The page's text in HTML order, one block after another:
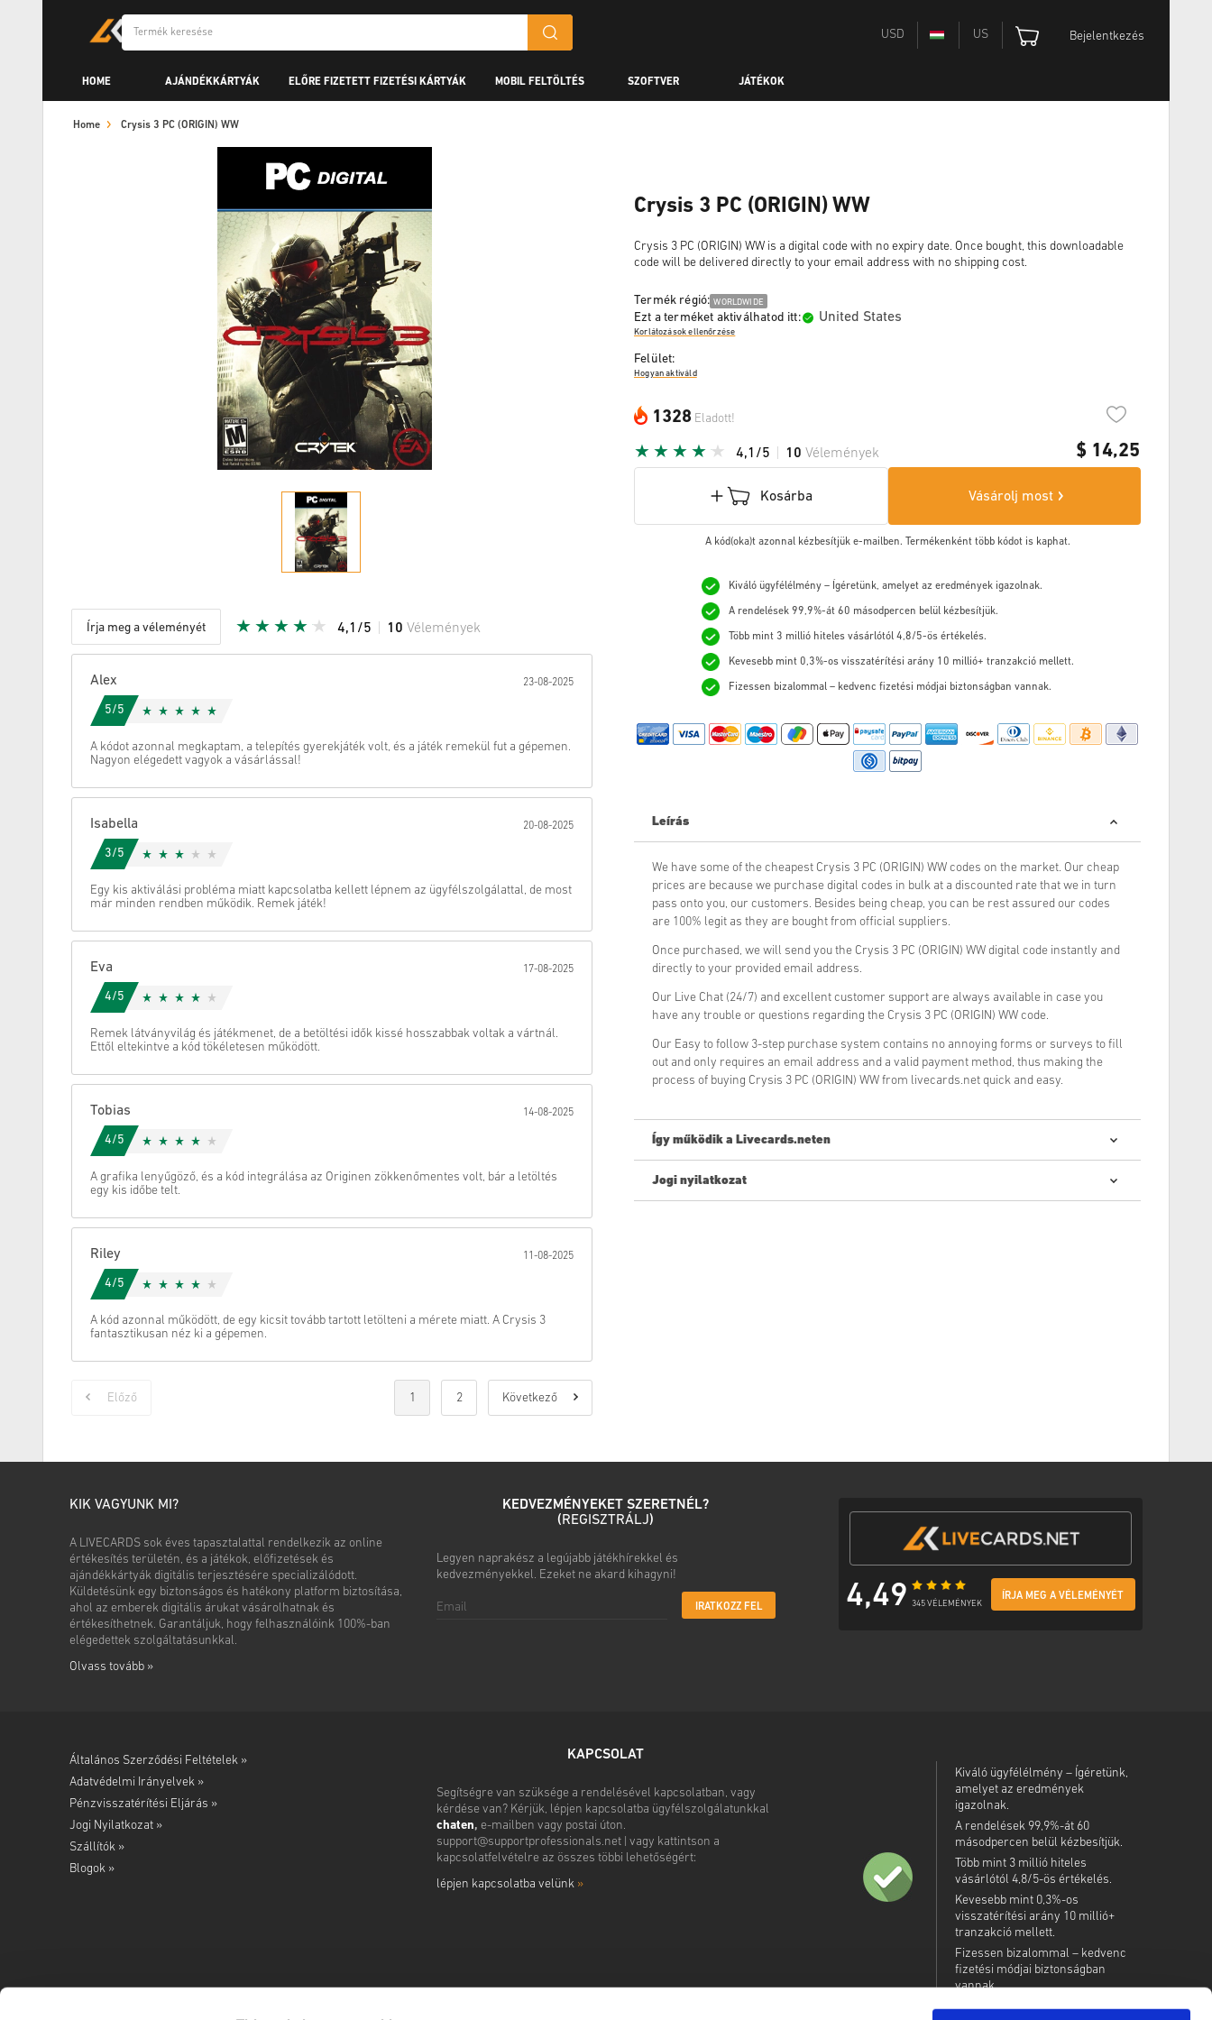
USD US Bejelentkezés
HOME AJÁNDÉKKÁRTYÁK ELŐRE FIZETETT FIZETÉSI KÁRTYÁK MOBIL FELTÖLTÉS SZOFTVER JÁTÉKOK
Home Crysis 3 PC (ORIGIN) WW
Írja meg a véleményét 4,1/5 10 Vélemények
Megszünteti
Alex 23-08-2025
5/5
A kódot azonnal megkaptam, a telepítés gyerekjáték volt, és a játék remekül fut a gépemen.
Nagyon elégedett vagyok a vásárlással!
Isabella 20-08-2025
3/5
Egy kis aktiválási probléma miatt kapcsolatba kellett lépnem az ügyfélszolgálattal, de most
már minden rendben működik. Remek játék!
Eva 17-08-2025
4/5
Remek látványvilág és játékmenet, de a betöltési idők kissé hosszabbak voltak a vártnál.
Ettől eltekintve a kód tökéletesen működött.
Tobias 14-08-2025
4/5
A grafika lenyűgöző, és a kód integrálása az Originen zökkenőmentes volt, bár a letöltés
egy kis időbe telt.
Riley 11-08-2025
4/5
A kód azonnal működött, de egy kicsit tovább tartott letölteni a mérete miatt. A Crysis 3
fantasztikusan néz ki a gépemen.
Előző 1 2 Következő
Crysis 3 PC (ORIGIN) WW
Crysis 3 PC (ORIGIN) WW is a digital code with no expiry date. Once bought, this downloadable
code will be delivered directly to your email address with no shipping cost.
Termék régió: WORLDWIDE
Ezt a terméket aktiválhatod itt: United States
Korlátozások ellenőrzése
Felület:
Hogyan aktiváld
1328 Eladott!
$ 14,25
4,1/5 10 Vélemények
Kosárba Vásárolj most
A kód(oka)t azonnal kézbesítjük e-mailben. Termékenként több kódot is kaphat.
Kiváló ügyfélélmény – Ígéretünk, amelyet az eredmények igazolnak.
A rendelések 99,9%-át 60 másodpercen belül kézbesítjük.
Több mint 3 millió hiteles vásárlótól 4,8/5-ös értékelés.
Kevesebb mint 0,3%-os visszatérítési arány 10 millió+ tranzakció mellett.
Fizessen bizalommal – kedvenc fizetési módjai biztonságban vannak.
Leírás
We have some of the cheapest Crysis 3 PC (ORIGIN) WW codes on the market. Our cheap
prices are because we purchase digital codes in bulk at a discounted rate that we in turn
pass onto you, our customers. Besides being cheap, you can be rest assured our codes
are 100% legit as they are bought from official suppliers.
Once purchased, we will send you the Crysis 3 PC (ORIGIN) WW digital code instantly and
directly to your provided email address.
Our Live Chat (24/7) and excellent customer support are always available in case you
have any trouble or questions regarding the Crysis 3 PC (ORIGIN) WW code.
Our Easy to follow 3-step purchase system contains no annoying forms or surveys to fill
out and only requires an email address and a valid payment method, thus making the
process of buying Crysis 3 PC (ORIGIN) WW from livecards.net quick and easy.
Így működik a Livecards.neten
Új vagy a Livecards.net-en? A digitális kódok vásárlása gyors és egyszerű:
Nézd meg a gyors útmutatót fent, vagy kövesd az alábbi lépéseket 👇
• Válaszd ki a terméket
• Válaszd ki a kívánt fizetési módot
Jogi nyilatkozat
KIK VAGYUNK MI?
A LIVECARDS sok éves tapasztalattal rendelkezik az online
értékesítés területén, és a játékok, előfizetések és
ajándékkártyák digitális terjesztésére specializálódott.
Küldetésünk egy biztonságos és hatékony platform biztosítása,
ahol az emberek digitális árukat vásárolhatnak és
értékesíthetnek. Garantáljuk, hogy felhasználóink 100%-ban
elégedettek szolgáltatásunkkal.
Olvass tovább »
KEDVEZMÉNYEKET SZERETNÉL?
(REGISZTRÁLJ)
Legyen naprakész a legújabb játékhírekkel és
kedvezményekkel. Ezeket ne akard kihagyni!
IRATKOZZ FEL 4,49 345 VÉLEMÉNYEK
ÍRJA MEG A VÉLEMÉNYÉT
Általános Szerződési Feltételek »
Adatvédelmi Irányelvek »
Pénzvisszatérítési Eljárás »
Jogi Nyilatkozat »
Szállítók »
Blogok »
KAPCSOLAT
Segítségre van szüksége a rendelésével kapcsolatban, vagy
kérdése van? Kérjük, lépjen kapcsolatba ügyfélszolgálatunkkal
chaten, e-mailben vagy postai úton.
support@supportprofessionals.net| vagy kattintson a
kapcsolatfelvételre az összes többi lehetőségért:
lépjen kapcsolatba velünk »
Kiváló ügyfélélmény – Ígéretünk,
amelyet az eredmények
igazolnak.
A rendelések 99,9%-át 60
másodpercen belül kézbesítjük.
Több mint 3 millió hiteles
vásárlótól 4,8/5-ös értékelés.
Kevesebb mint 0,3%-os
visszatérítési arány 10 millió+
tranzakció mellett.
Fizessen bizalommal – kedvenc
fizetési módjai biztonságban
vannak.